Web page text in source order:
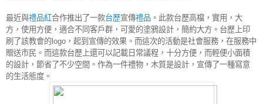
最近與禮品紅 合作推出了一款台歷宣傳禮品 。此款台歷高檔，實用，大
方，使用方便，適合不同客戶群，可愛的塗鴉設計，簡約大方。台歷上印
刷了該教會的logo，起到宣傳的效果。而這次的活動是社會服務，在服務中
贈送市民。而這款台歷上還可以記載日常議程，十分方便，而輕便小面積
的設計，節省了不少空間。作為一件禮物，木質是設計，宣傳了一種寫意
的生活態度。